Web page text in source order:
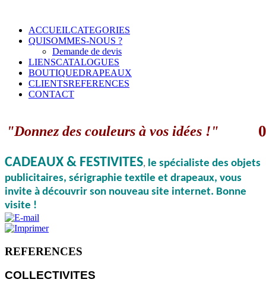
ACCUEILCATEGORIES
QUISOMMES-NOUS ?
Demande de devis
LIENSCATALOGUES
BOUTIQUEDRAPEAUX
CLIENTSREFERENCES
CONTACT
"Donnez des couleurs à vos idées !"
CADEAUX & FESTIVITES, le spécialiste des objets
publicitaires, sérigraphie textile et drapeaux, vous
invite à découvrir son nouveau site internet. Bonne
visite !
REFERENCES
COLLECTIVITES